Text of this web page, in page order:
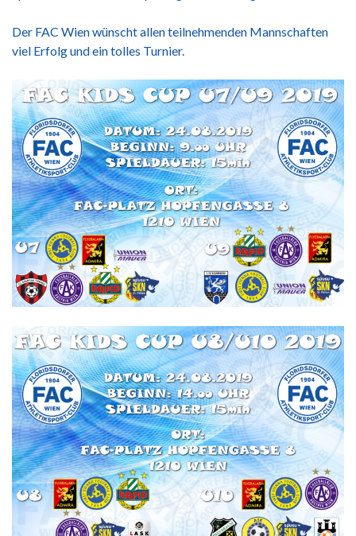
Der FAC Wien wünscht allen teilnehmenden Mannschaften
viel Erfolg und ein tolles Turnier.